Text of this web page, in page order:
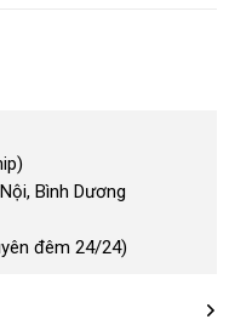
Bình Dương
đêm 24/24)